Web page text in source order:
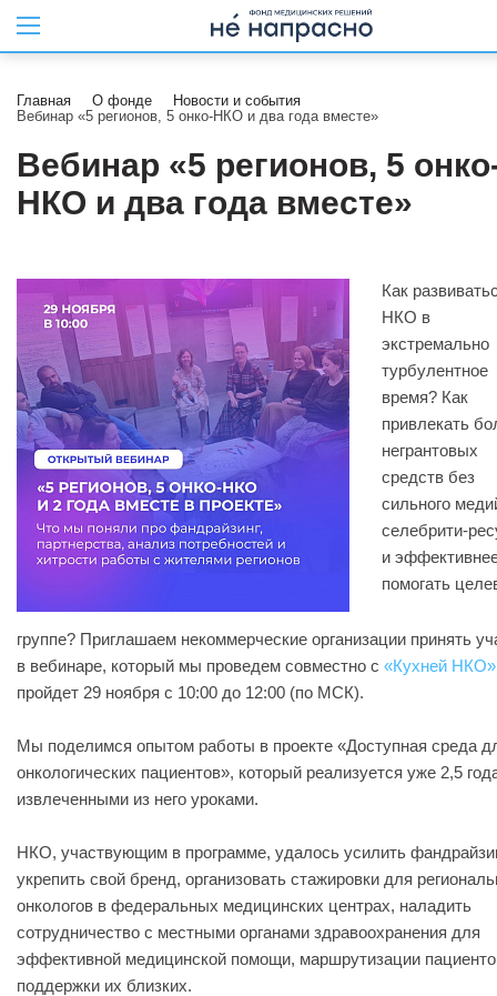
Главная О фонде
Новости и события
Вебинар «5 регионов, 5 онко-НКО и два года вместе»
Вебинар «5 регионов, 5
НКО и два года вместе»
Как
НКО в
экстремально
турбулентное
время? Как
привлекать
негрантовых
средств без
сильного
селебрити-
и
помогать
группе? Приглашаем некоммерческие организации принять
в вебинаре, который мы проведем совместно с «Кухней НКО»
пройдет 29 ноября с 10:00 до 12:00 (по МСК).
Мы поделимся опытом работы в проекте «Доступная среда
онкологических пациентов», который реализуется уже 2,5
извлеченными из него уроками.
НКО, участвующим в программе, удалось усилить
укрепить свой бренд, организовать стажировки для
онкологов в федеральных медицинских центрах, наладить
сотрудничество с местными органами здравоохранения для
эффективной медицинской помощи, маршрутизации
поддержки их близких.